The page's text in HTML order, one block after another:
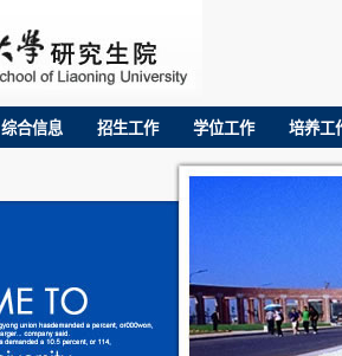
综合信息 招生工作 学位工作 培养工